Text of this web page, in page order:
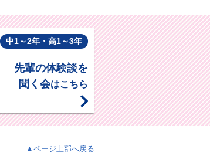
中1～2年・高1～3年
先輩の体験談を
聞く会はこちら
▲ページ上部へ戻る